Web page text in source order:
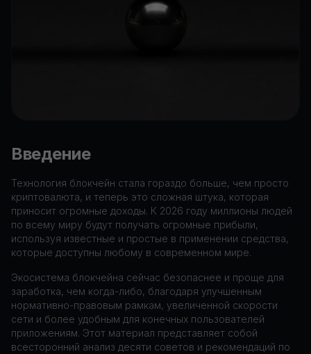
Введение
Технология блокчейн стала гораздо больше, чем просто
криптовалюта, и теперь это сложная штука, которая
приносит огромные доходы. К 2026 году миллионы людей
по всему миру будут получать огромные прибыли,
используя известные и простые в применении средства,
которые доступны любому в современном мире.
Экосистема блокчейна сейчас безопаснее и проще для
заработка, чем когда-либо, благодаря улучшенным
нормативно-правовым рамкам, увеличенной скорости
сети и более удобным для конечных пользователей
приложениям. Этот материал представляет собой
всесторонний анализ десяти советов и рекомендаций по